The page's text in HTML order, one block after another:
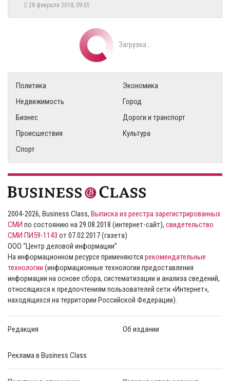
28 февраля 2018, 09:55
Загрузка...
Политика
Экономика
Недвижимость
Город
Бизнес
Дороги и транспорт
Происшествия
Культура
Спорт
2004-2026, Business Class, Выписка из реестра зарегистрированных
СМИ по состоянию на 29.08.2018 (интернет-сайт), свидетельство
СМИ ПИ59-1143 от 07.02.2017 (газета)
ООО “Центр деловой информации”
На информационном ресурсе применяются рекомендательные
технологии (информационные технологии предоставления
информации на основе сбора, систематизации и анализа сведений,
относящихся к предпочтениям пользователей сети «Интернет»,
находящихся на территории Российской Федерации).
Редакция Об издании
Реклама в Business Class